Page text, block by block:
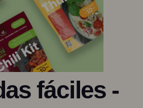
fáciles -